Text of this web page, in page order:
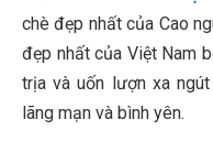
chè đẹp nhất của Cao
đẹp nhất của Việt Nam
trịa và uốn lượn xa
lãng mạn và bình yên.